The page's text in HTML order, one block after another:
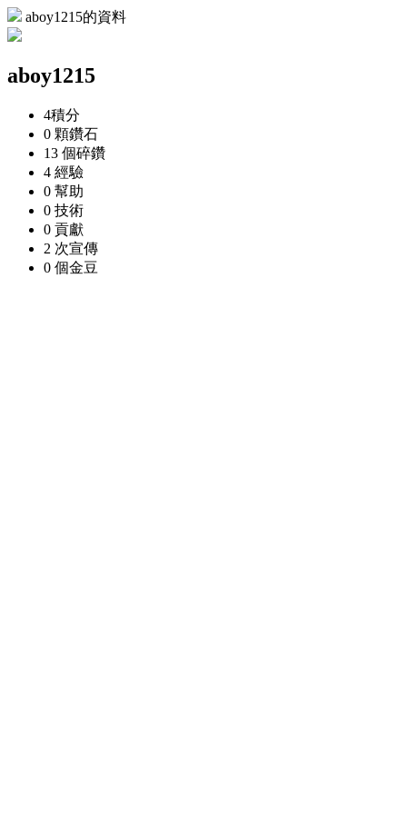
aboy1215的資料
aboy1215
4積分
0 顆鑽石
13 個碎鑽
4 經驗
0 幫助
0 技術
0 貢獻
2 次宣傳
0 個金豆